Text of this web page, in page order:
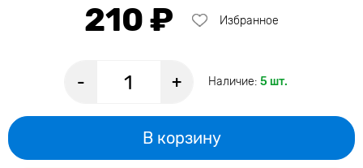
210 ₽ Избранное
- + Наличие: 5 шт.
В корзину